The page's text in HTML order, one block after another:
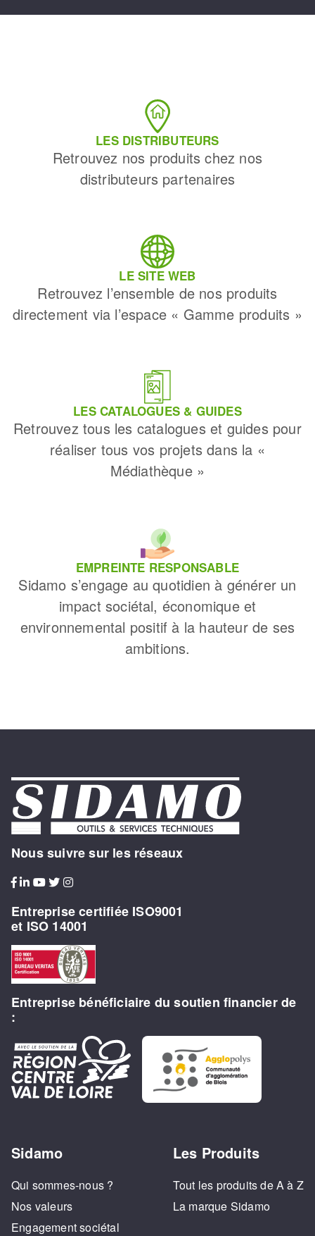
LES DISTRIBUTEURS
Retrouvez nos produits chez nos
distributeurs partenaires
LE SITE WEB
Retrouvez l’ensemble de nos produits
directement via l’espace « Gamme produits »
LES CATALOGUES & GUIDES
Retrouvez tous les catalogues et guides pour
réaliser tous vos projets dans la «
Médiathèque »
EMPREINTE RESPONSABLE
Sidamo s’engage au quotidien à générer un
impact sociétal, économique et
environnemental positif à la hauteur de ses
ambitions.
Nous suivre sur les réseaux
Entreprise certifiée ISO9001
et ISO 14001
Entreprise bénéficiaire du soutien financier de
:
Sidamo
Qui sommes-nous ?
Nos valeurs
Engagement sociétal
Les Produits
Tout les produits de A à Z
La marque Sidamo